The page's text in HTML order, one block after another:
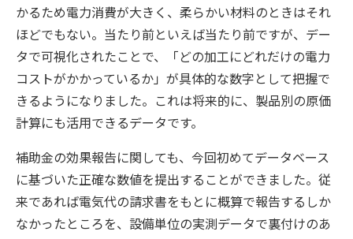
かるため電力消費が大きく、柔らかい材料のときはそれ
ほどでもない。当たり前といえば当たり前ですが、デー
タで可視化されたことで、「どの加工にどれだけの電力
コストがかかっているか」が具体的な数字として把握で
きるようになりました。これは将来的に、製品別の原価
計算にも活用できるデータです。
補助金の効果報告に関しても、今回初めてデータベース
に基づいた正確な数値を提出することができました。従
来であれば電気代の請求書をもとに概算で報告するしか
なかったところを、設備単位の実測データで裏付けのあ